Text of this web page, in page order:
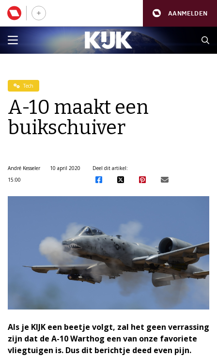
AANMELDEN
Tech
A-10 maakt een
buikschuiver
André Kesseler
10 april 2020
15:00
Deel dit artikel:
Als je KIJK een beetje volgt, zal het geen verrassing
zijn dat de A-10 Warthog een van onze favoriete
vliegtuigen is. Dus dit berichtje deed even pijn.